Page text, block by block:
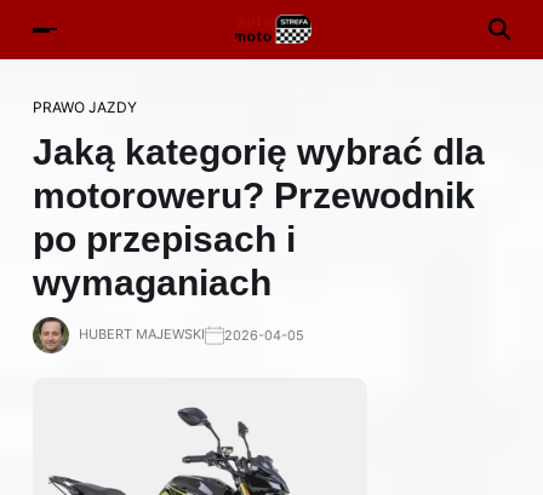
PRAWO JAZDY
Jaką kategorię wybrać dla
motoroweru? Przewodnik
po przepisach i
wymaganiach
HUBERT MAJEWSKI 2026-04-05